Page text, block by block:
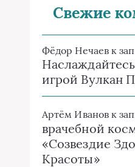
Свежие
Фёдор Нечаевк
игрой Вулкан
Артём Ивановк
врачебной
«Созвездие
Красоты»